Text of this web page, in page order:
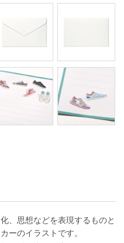
、思想などを表現するものと
ーのイラストです。